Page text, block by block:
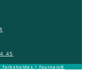
45
forbeholdes | fournais®